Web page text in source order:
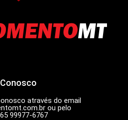
através do email
ou pelo
99977-6767